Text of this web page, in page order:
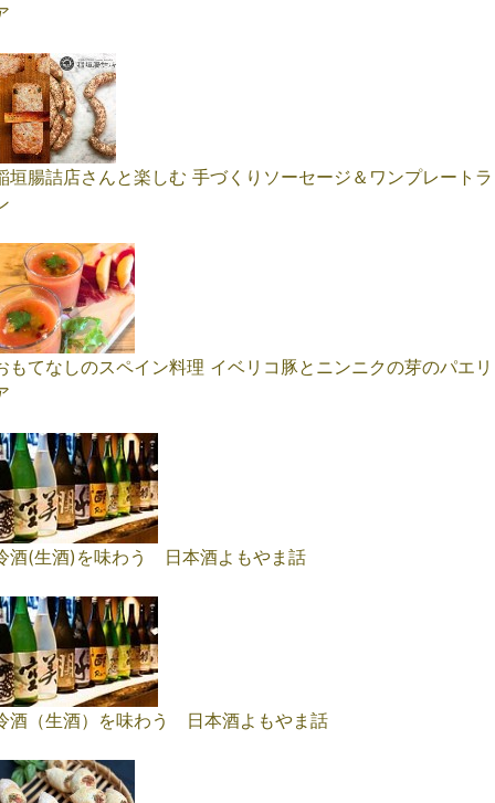
垣腸詰店さんと楽しむ 手づくりソーセージ＆ワンプレートラ
もてなしのスペイン料理 イベリコ豚とニンニクの芽のパエリ
酒(生酒)を味わう 日本酒よもやま話
酒（生酒）を味わう 日本酒よもやま話